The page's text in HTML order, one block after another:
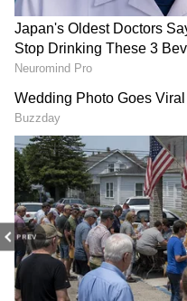
PREV
4వ సంఖ్య
ఇక జోతిష్య శాస్త్రం
మోసపూరిత గ్రహంగా
సృష్టిస్తాడు. దాని
ఎక్కువగా చెడు సావాసాలు
సులభంగా లోనవుతారు.
చేసుకొని అనేక